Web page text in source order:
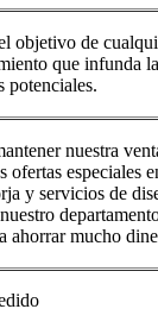
objetivo de
que infunda
potenciales.
nuestra
ofertas especiales
y servicios de
ahorrar mucho